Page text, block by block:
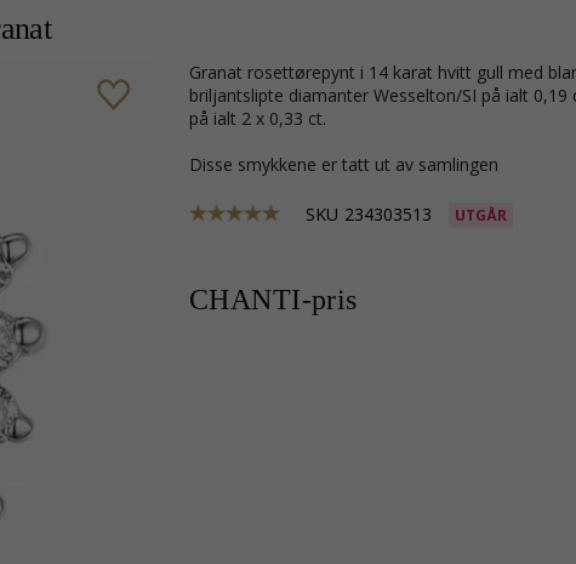
granat rosettørepynt i 14 karat hvitt gull med blank overflate og 24
briljantslipte diamanter Wesselton/SI på ialt
på ialt 2 x 0,33 ct.
Disse smykkene er tatt ut av samlingen
SKU 234303513 UTGÅR
CHANTI-pris